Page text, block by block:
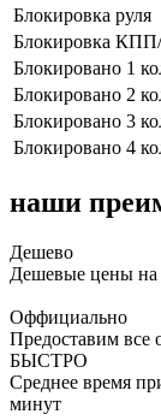
Блокировка руля
Блокировка
Блокировано 1
Блокировано 2
Блокировано 3
Блокировано 4
наши
Дешево
Дешевые цены на
Оффициально
Предоставим все
БЫСТРО
Среднее время
минут